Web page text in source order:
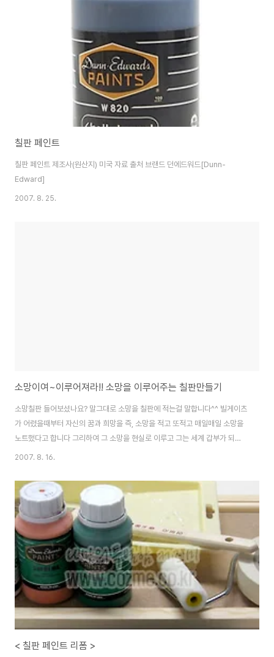
있습니다.) ④ 2시간 정도 잘 건조시켜줍니다. * 페인팅 하는 면에 따라 초벌
칠판 페인트
칠판 페인트 제조사(원산지) 미국 자료 출처 브랜드 던에드워드[Dunn-
Edward]
2007. 8. 25.
소망이여~이루어져라!! 소망을 이루어주는 칠판만들기
소망칠판 들어보셨나요? 말그대로 소망을 칠판에 적는걸 말합니다^^ 빌게이츠
가 어렸을때부터 자신의 꿈과 희망을 즉, 소망을 적고 또적고 매일매일 소망을
노트했다고 합니다 그리하여 그 소망을 현실로 이루고 그는 세계 갑부가 되었
죠~ 마음속으로만 원하는걸 그리는게 아니라 메모하고 주위에 알리세요 어느
형화된 칠판이 아닌 합판을 연결하여 간단하게 칠판을 만들어보았습니다 벽걸
이로 아니면 책상이나 침대 머리맡에 두고 매일매일 소망을 적어보세요 재료는
패널합판과 칠판시트지,마스킹테이프,양면테이프,인테리어로프끈 등이 사용
됩니다. 먼저, 합판들은 가로폭을 맞게 잘라줍니다.얇은 합판이라 톱이나 커터
칼로도 쉽게 자를수 있어요. 사진과 같이 나란히 위치해..
2007. 8. 16.
< 칠판 페인트 리폼 >